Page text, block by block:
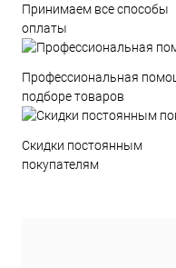
Принимаем все способы
оплаты
Профессиональная
подборе товаров
Скидки постоянным
покупателям